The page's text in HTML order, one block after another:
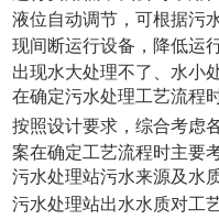
液位自动调节，可根据污
现间断运行设备，降低运
出现水大处理不了、水小
在确定污水处理工艺流程
按照设计要求，综合考虑
案在确定工艺流程时主要
污水处理站污水来源及水
污水处理站出水水质对工